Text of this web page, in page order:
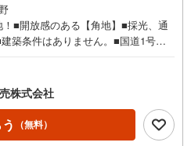
■開放感のある【角地】■採光、通
築条件はありません。■国道1号線
20分 ・西部中学校 徒歩26
歩18分●家デパ 松屋不動産販売
川市・知立市・浜松市の4店舗営業
エリアの物件ならおまかせくださ
建、中古マンション、土地をお客様
株式会社
（無料）